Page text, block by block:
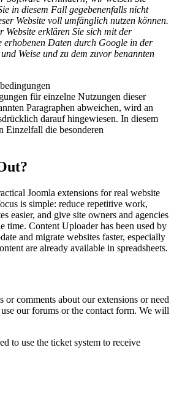
in diesem Fall gegebenenfalls nicht
Website voll umfänglich nutzen können.
Website erklären Sie sich mit der
erhobenen Daten durch Google in der
Weise und zu dem zuvor benannten
für einzelne Nutzungen dieser
Paragraphen abweichen, wird an
darauf hingewiesen. In diesem
Einzelfall die besonderen
Joomla extensions for real website
is simple: reduce repetitive work,
easier, and give site owners and agencies
time. Content Uploader has been used by
and migrate websites faster, especially
are already available in spreadsheets.
or comments about our extensions or need
use our forums or the contact form. We will
to use the ticket system to receive